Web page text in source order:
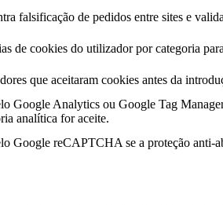
falsificação de pedidos entre sites e
de cookies do utilizador por categoria
que aceitaram cookies antes da
Google Analytics ou Google Tag
analítica for aceite.
Google reCAPTCHA se a proteção anti-